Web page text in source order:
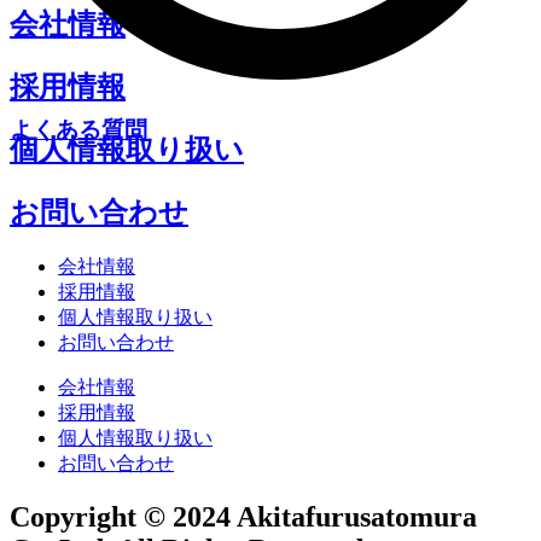
よくある質問
会社情報
採用情報
個人情報取り扱い
お問い合わせ
会社情報
採用情報
個人情報取り扱い
お問い合わせ
会社情報
採用情報
個人情報取り扱い
お問い合わせ
Copyright © 2024 Akitafurusatomura